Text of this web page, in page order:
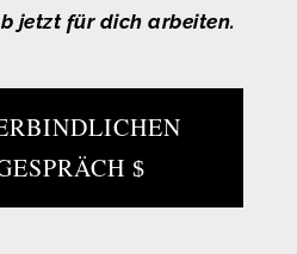
jetzt für dich arbeiten.